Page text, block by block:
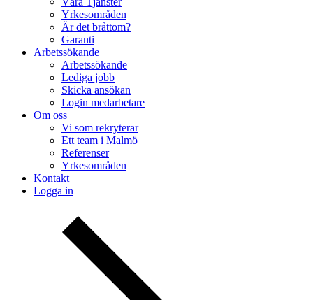
Yrkesområden
Är det bråttom?
Garanti
Arbetssökande
Arbetssökande
Lediga jobb
Skicka ansökan
Login medarbetare
Om oss
Vi som rekryterar
Ett team i Malmö
Referenser
Yrkesområden
Kontakt
Logga in